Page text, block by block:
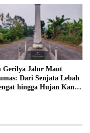
Gerilya Jalur Maut
Dari Senjata Lebah
hingga Hujan Kanon